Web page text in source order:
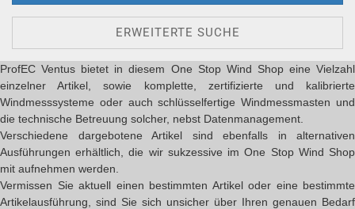
ERWEITERTE SUCHE
ProfEC Ventus bietet in diesem One Stop Wind Shop eine Vielzahl
einzelner Artikel, sowie komplette, zertifizierte und kalibrierte
Windmesssysteme oder auch schlüsselfertige Windmessmasten und
die technische Betreuung solcher, nebst Datenmanagement.
Verschiedene dargebotene Artikel sind ebenfalls in alternativen
Ausführungen erhältlich, die wir sukzessive im One Stop Wind Shop
mit aufnehmen werden.
Vermissen Sie aktuell einen bestimmten Artikel oder eine bestimmte
Artikelausführung, sind Sie sich unsicher über Ihren genauen Bedarf